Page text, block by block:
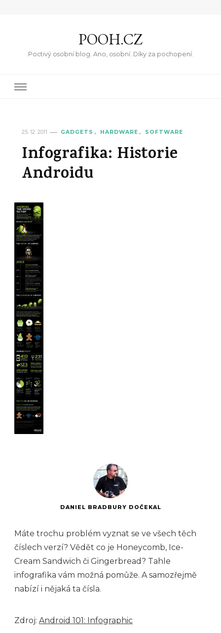
POOH.CZ
Poctivý osobní blog. Ano, osobní. Díky za pochopení.
25. 12. 2011 GADGETS HARDWARE SOFTWARE
Infografika: Historie
Androidu
DANIEL BRADBURY DOČEKAL
Máte trochu problém vyznat se ve všech těch
číslech verzí? Vědět co je Honeycomb, Ice-
Cream Sandwich či Gingerbread? Tahle
infografika vám možná pomůže. A samozřejmě
nabízí i nějaká ta čísla.
Zdroj: Android 101: Infographic